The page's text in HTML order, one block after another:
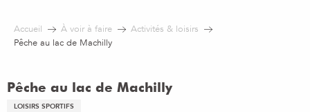
contenu
Accueil À voir à faire
Activités & loisirs
Pêche au lac de Machilly
Pêche au lac de Machilly
LOISIRS SPORTIFS